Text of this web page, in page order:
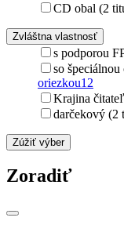
CD obal (2
Zvláštna vlastnosť
s podporou
so
oriezkou12
Krajina
darčekový (2
Zúžiť výber
Zoradiť